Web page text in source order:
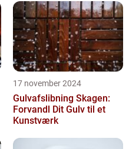
17 november 2024
Gulvafslibning Skagen:
Forvandl Dit Gulv til et
Kunstværk